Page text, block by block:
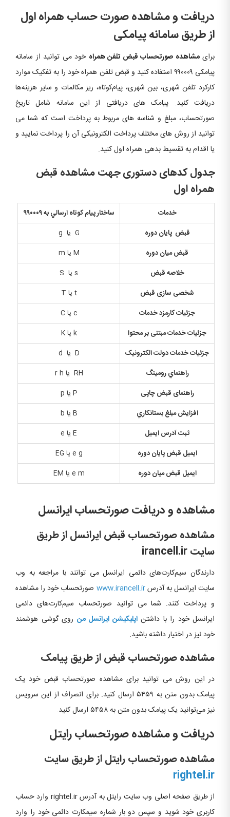
دریافت و مشاهده صورت حساب همراه اول
از طریق سامانه پیامکی
برایمشاهده صورتحساب قبض تلفن همراه خود می توانید از سامانه
پیامکی ۹۹۰۰۰۹ استفاده کنید و قبض تلفن همراه خود را به تفکیک موارد
کارکرد تلفن شهری، بین شهری، پیام‌کوتاه، ریز مکالمات و سایر هزینه‌‏ها
دریافت کنید. پیامک های دریافتی از این سامانه شامل تاریخ
صورتحساب، مبلغ و شناسه های مربوط به پرداخت است که شما می
توانید از روش های مختلف پرداخت الکترونیکی آن را پرداخت نمایید و
یا اقدام به تقسیط بدهی همراه اول کنید.
جدول کدهای دستوری جهت مشاهده قبض
همراه اول
خدمات ساختار پيام كوتاه ارسالي به۹۹۰۰۰۹
قبض پايان دوره
G یا g
قبض ميان دوره
M یا m
خلاصه قبض
s یا S
شخصی سازی قبض
t یا T
جزئیات کارمزد خدمات
c یا C
جزئیات خدمات مبتنی بر محتوا
k یا K
جزئیات خدمات دولت الکترونیک
D یا d
راهنماي رومينگ
RH یا r h
راهنمای قبض چاپی
P یا p
افزايش مبلغ بستانكاري
B یا b
ثبت آدرس ایمیل
E یا e
ایمیل قبض پایان دوره
e g یا EG
ایمیل قبض میان دوره
e m یا EM
مشاهده و دریافت صورتحساب ایرانسل
مشاهده صورتحساب قبض ایرانسل از طریق
سایت irancell.ir
دارندگان سیم‌کارت‌های دائمی ایرانسل می توانند با مراجعه به وب
سایت ایرانسل به آدرسwww.irancell.ir صورتحساب خود را مشاهده
و پرداخت کنند. شما می توانید صورتحساب سیم‌کارت‌های دائمی
ایرانسل خود را با داشتناپلیکیشن ایرانسل من روی گوشی هوشمند
خود نیز در اختیار داشته باشید.
مشاهده صورتحساب قبض از طریق پیامک
در این روش می توانید برای مشاهده صورتحساب قبض خود یک
پیامک بدون متن به ۵۴۵۹ ارسال کنید. برای انصراف از این سرویس
نیز می‌توانید یک پیامک بدون متن به ۵۴۵۸ ارسال کنید.
دریافت و مشاهده صورتحساب رایتل
مشاهده صورتحساب رایتل از طریق سایت
rightel.ir
از طریق صفحه اصلی وب سایت رایتل به آدرس rightel.ir وارد حساب
کاربری خود شوید و سپس دو بار شماره سیمکارت دائمی خود را وارد